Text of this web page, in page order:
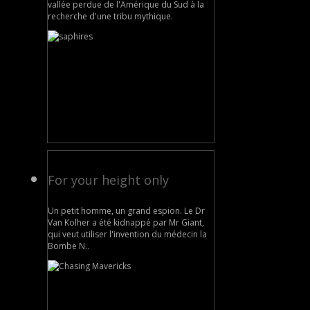
vallée perdue de l'Amérique du Sud à la
recherche d'une tribu mythique.
For your height only
Un petit homme, un grand espion. Le Dr
Van Kolher a été kidnappé par Mr Giant,
qui veut utiliser l'invention du médecin la
Bombe N..